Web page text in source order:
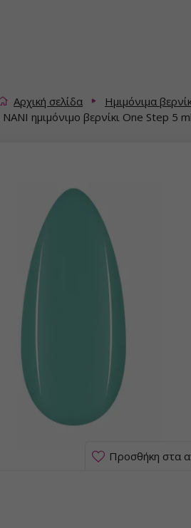
Αρχική σελίδα Ημιμόνιμα
NANI ημιμόνιμο βερνίκι One Step 5
Προσθήκη στα